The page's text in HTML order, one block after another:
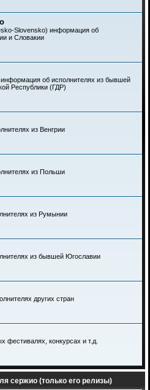
Slovensko) информация об
и Словакии
об исполнителях из бывшей
Республики (ГДР)
из Венгрии
из Польши
из Румынии
из бывшей Югославии
других стран
конкурсах и т.д.
сержио (только его релизы)